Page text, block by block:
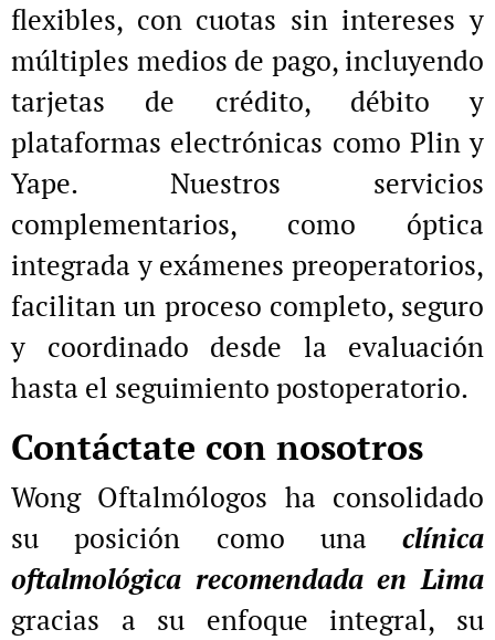
flexibles, con cuotas sin intereses y
múltiples medios de pago, incluyendo
tarjetas de crédito, débito y
plataformas electrónicas como Plin y
Yape. Nuestros servicios
complementarios, como óptica
integrada y exámenes preoperatorios,
facilitan un proceso completo, seguro
y coordinado desde la evaluación
hasta el seguimiento postoperatorio.
Contáctate con nosotros
Wong Oftalmólogos ha consolidado
su posición como una clínica
oftalmológica recomendada en Lima
gracias a su enfoque integral, su